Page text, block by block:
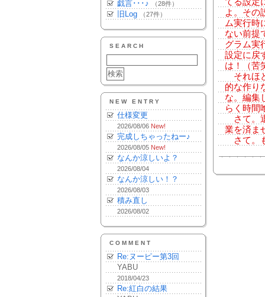
戯言･･･♪ （28件）
旧Log （27件）
SEARCH
NEW ENTRY
仕様変更
2026/08/06 New!
完成しちゃったねー♪
2026/08/05 New!
なんか涼しいよ？
2026/08/04
なんか涼しい！？
2026/08/03
積み直し
2026/08/02
COMMENT
Re:ヌーピー第3回
YABU
2018/04/23
Re:紅白の結果
よ。その
ム実行時
ない前提
グラム実
設定に戻
は！（苦
それほ
的な作り
な。編集
らく時間
さて。
業を済ま
さて。